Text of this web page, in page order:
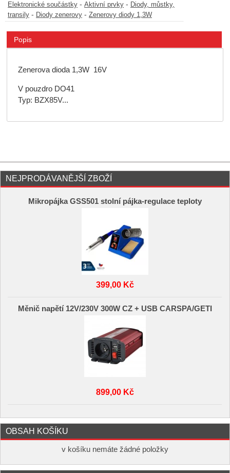
Elektronické součástky - Aktivní prvky - Diody, můstky,
transily - Diody zenerovy - Zenerovy diody 1,3W
Popis
Zenerova dioda 1,3W 16V
V pouzdro DO41
Typ: BZX85V...
NEJPRODÁVANĚJŠÍ ZBOŽÍ
Mikropájka GSS501 stolní pájka-regulace teploty
399,00 Kč
Měnič napětí 12V/230V 300W CZ + USB CARSPA/GETI
899,00 Kč
OBSAH KOŠÍKU
v košíku nemáte žádné položky